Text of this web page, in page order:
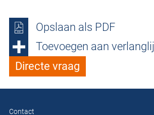
Opslaan als PDF
Toevoegen aan
Directe vraag
Contact